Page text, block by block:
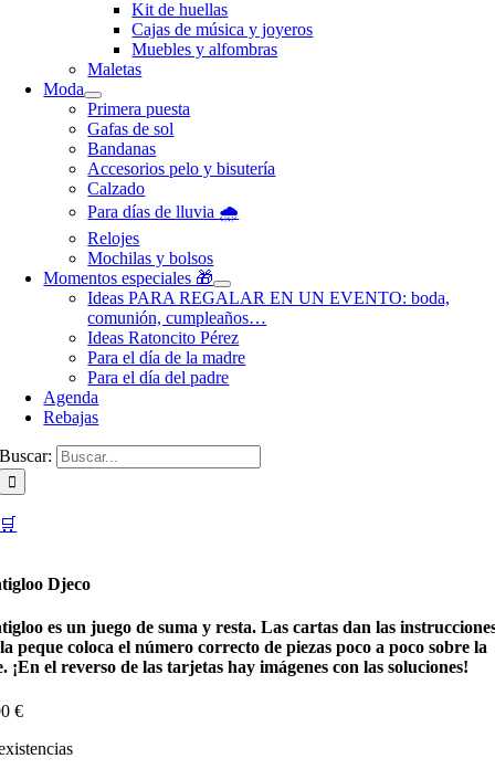
Kit de huellas
Cajas de música y joyeros
Muebles y alfombras
Maletas
Moda
Primera puesta
Gafas de sol
Bandanas
Accesorios pelo y bisutería
Calzado
Para días de lluvia 🌧️
Relojes
Mochilas y bolsos
Momentos especiales 🎁
Ideas PARA REGALAR EN UN EVENTO: boda,
comunión, cumpleaños…
Ideas Ratoncito Pérez
Para el día de la madre
Para el día del padre
Agenda
Rebajas
Buscar:
🛒
Djeco
es un juego de suma y resta. Las cartas dan las
peque coloca el número correcto de piezas poco a poco sobre la
¡En el reverso de las tarjetas hay imágenes con las soluciones!
€